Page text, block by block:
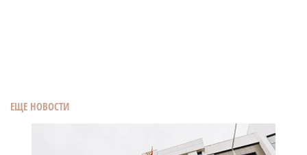
ЕЩЕ НОВОСТИ